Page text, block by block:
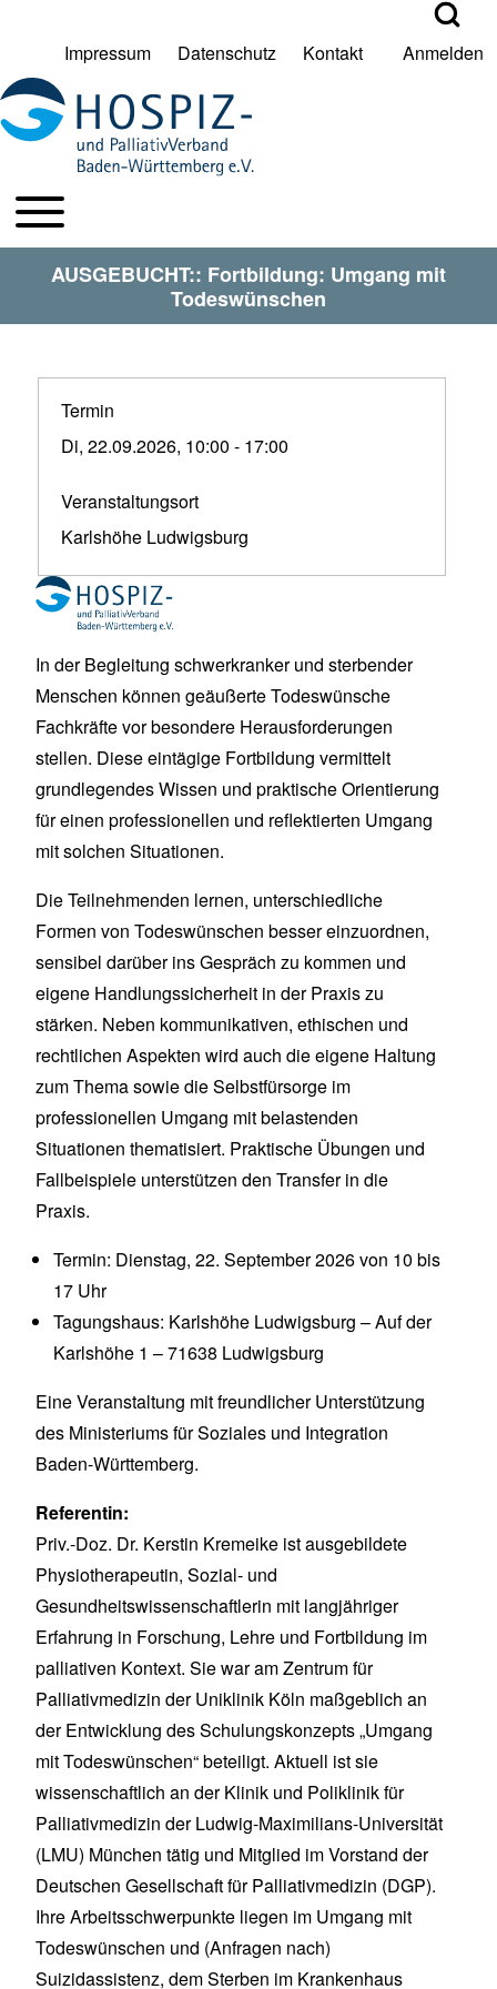
Suche Schließen
Suche
User account menu
Impressum Datenschutz Kontakt Anmelden
HPV BW Hauptmenu
Toggle main menu
AUSGEBUCHT:: Fortbildung: Umgang mit
Todeswünschen
Termin
Di, 22.09.2026, 10:00 - 17:00
Veranstaltungsort
Karlshöhe Ludwigsburg
In der Begleitung schwerkranker und sterbender
Menschen können geäußerte Todeswünsche
Fachkräfte vor besondere Herausforderungen
stellen. Diese eintägige Fortbildung vermittelt
grundlegendes Wissen und praktische Orientierung
für einen professionellen und reflektierten Umgang
mit solchen Situationen.
Die Teilnehmenden lernen, unterschiedliche
Formen von Todeswünschen besser einzuordnen,
sensibel darüber ins Gespräch zu kommen und
eigene Handlungssicherheit in der Praxis zu
stärken. Neben kommunikativen, ethischen und
rechtlichen Aspekten wird auch die eigene Haltung
zum Thema sowie die Selbstfürsorge im
professionellen Umgang mit belastenden
Situationen thematisiert. Praktische Übungen und
Fallbeispiele unterstützen den Transfer in die
Praxis.
Termin: Dienstag, 22. September 2026 von 10 bis
17 Uhr
Tagungshaus: Karlshöhe Ludwigsburg – Auf der
Karlshöhe 1 – 71638 Ludwigsburg
Eine Veranstaltung mit freundlicher Unterstützung
des Ministeriums für Soziales und Integration
Baden-Württemberg.
Referentin:
Priv.-Doz. Dr. Kerstin Kremeike ist ausgebildete
Physiotherapeutin, Sozial- und
Gesundheitswissenschaftlerin mit langjähriger
Erfahrung in Forschung, Lehre und Fortbildung im
palliativen Kontext. Sie war am Zentrum für
Palliativmedizin der Uniklinik Köln maßgeblich an
der Entwicklung des Schulungskonzepts „Umgang
mit Todeswünschen“ beteiligt. Aktuell ist sie
wissenschaftlich an der Klinik und Poliklinik für
Palliativmedizin der Ludwig-Maximilians-Universität
(LMU) München tätig und Mitglied im Vorstand der
Deutschen Gesellschaft für Palliativmedizin (DGP).
Ihre Arbeitsschwerpunkte liegen im Umgang mit
Todeswünschen und (Anfragen nach)
Suizidassistenz, dem Sterben im Krankenhaus